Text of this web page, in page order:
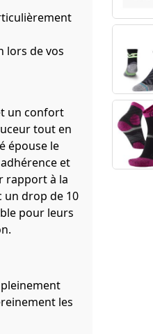
lors de vos
un confort
tout en
épouse le
et
rapport à la
un drop de 10
pour leurs
les